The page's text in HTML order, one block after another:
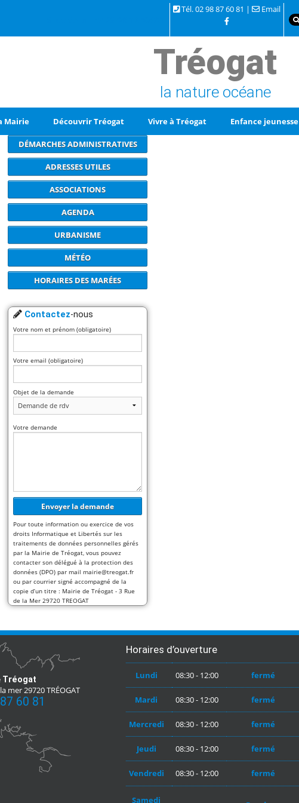
Tél. 02 98 87 60 81 | Email
Tréogat
la nature océane
Mairie Découvrir Tréogat Vivre à Tréogat Enfance jeunesse
DÉMARCHES ADMINISTRATIVES
ADRESSES UTILES
ASSOCIATIONS
AGENDA
URBANISME
MÉTÉO
HORAIRES DES MARÉES
Contactez-nous
Votre nom et prénom (obligatoire)
Votre email (obligatoire)
Objet de la demande
Votre demande
Pour toute information ou exercice de vos
droits Informatique et Libertés sur les
traitements de données personnelles gérés
par la Mairie de Tréogat, vous pouvez
contacter son délégué à la protection des
données (DPO) par mail mairie@treogat.fr
ou par courrier signé accompagné de la
copie d’un titre : Mairie de Tréogat - 3 Rue
de la Mer 29720 TREOGAT
Tréogat
mer 29720 TRÉOGAT
60 81
Horaires d’ouverture
Lundi 08:30 - 12:00 fermé
Mardi 08:30 - 12:00 fermé
Mercredi 08:30 - 12:00 fermé
Jeudi 08:30 - 12:00 fermé
Vendredi 08:30 - 12:00 fermé
Samedi